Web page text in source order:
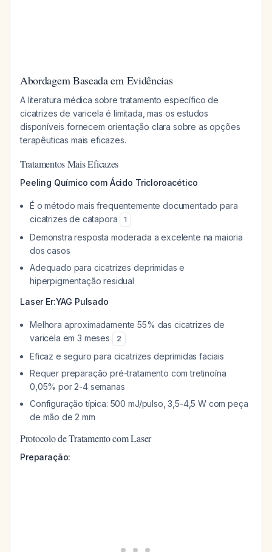
Abordagem Baseada em Evidências
A literatura médica sobre tratamento específico de
cicatrizes de varicela é limitada, mas os estudos
disponíveis fornecem orientação clara sobre as opções
terapêuticas mais eficazes.
Tratamentos Mais Eficazes
Peeling Químico com Ácido Tricloroacético
É o método mais frequentemente documentado para
cicatrizes de catapora
1
Demonstra resposta moderada a excelente na maioria
dos casos
Adequado para cicatrizes deprimidas e
hiperpigmentação residual
Laser Er:YAG Pulsado
Melhora aproximadamente 55% das cicatrizes de
varicela em 3 meses
2
Eficaz e seguro para cicatrizes deprimidas faciais
Requer preparação pré-tratamento com tretinoína
0,05% por 2-4 semanas
Configuração típica: 500 mJ/pulso, 3,5-4,5 W com peça
de mão de 2 mm
Protocolo de Tratamento com Laser
Preparação: